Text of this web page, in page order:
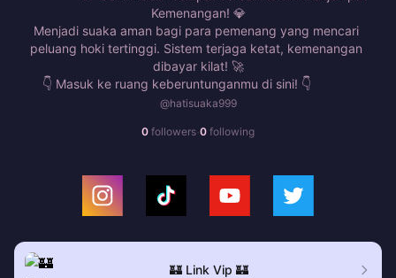
Kemenangan! 💎
Menjadi suaka aman bagi para pemenang yang mencari
peluang hoki tertinggi. Sistem terjaga ketat, kemenangan
dibayar kilat! 🚀
👇 Masuk ke ruang keberuntunganmu di sini! 👇
@hatisuaka999
0 followers·0 following
🏰 Link Vip 🏰